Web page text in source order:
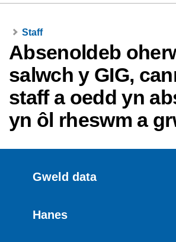
Staff
Absenoldeb
salwch y GIG,
staff a oedd yn
yn ôl rheswm a
Gweld data
Hanes